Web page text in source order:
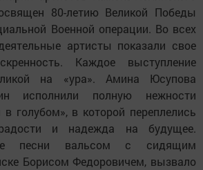
80-летию Великой Победы
Военной операции. Во всех
артисты показали свое
Каждое выступление
на «ура». Амина Юсупова
исполнили полную нежности
голубом», в которой переплелись
и надежда на будущее.
песни вальсом с сидящим
Борисом Федоровичем, вызвало